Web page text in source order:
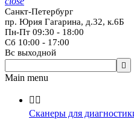
Санкт-Петербург
пр. Юрия Гагарина, д.32, к.6Б
Пн-Пт 09:30 - 18:00
Сб 10:00 - 17:00
Вс выходной

Main menu
 
Сканеры для